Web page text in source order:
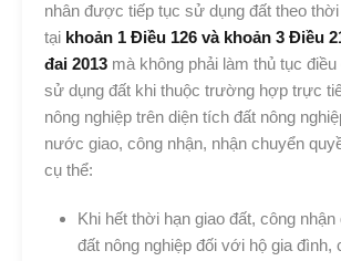
nhân được tiếp tục sử dụng đất theo
tại khoản 1 Điều 126 và khoản 3 Điều
đai 2013 mà không phải làm thủ tục
sử dụng đất khi thuộc trường hợp trực
nông nghiệp trên diện tích đất nông
nước giao, công nhận, nhận chuyển
cụ thể:
Khi hết thời hạn giao đất, công
đất nông nghiệp đối với hộ gia đình,